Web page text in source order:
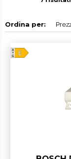
Ordina per: